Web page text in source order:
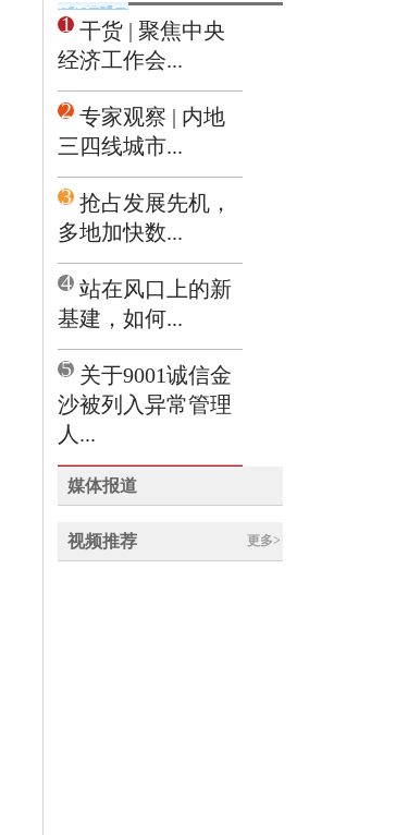
1 干货 | 聚焦中央
经济工作会...
2 专家观察 | 内地
三四线城市...
3 抢占发展先机，
多地加快数...
4 站在风口上的新
基建，如何...
5 关于9001诚信金
沙被列入异常管理
人...
媒体报道
视频推荐 更多>